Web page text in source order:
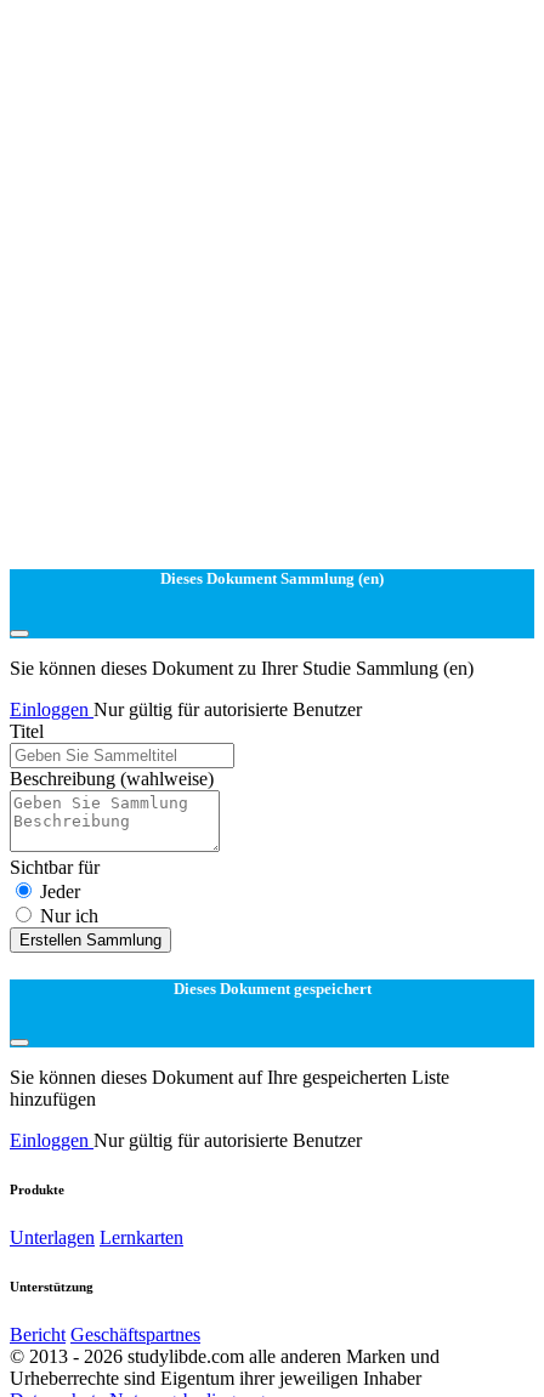
Dieses Dokument Sammlung (en)
Sie können dieses Dokument zu Ihrer Studie Sammlung (en)
Einloggen Nur gültig für autorisierte Benutzer
Titel
Beschreibung (wahlweise)
Sichtbar für
Jeder
Nur ich
Erstellen Sammlung
Dieses Dokument gespeichert
Sie können dieses Dokument auf Ihre gespeicherten Liste
hinzufügen
Einloggen Nur gültig für autorisierte Benutzer
Produkte
Unterlagen Lernkarten
Unterstützung
Bericht Geschäftspartnes
© 2013 - 2026 studylibde.com alle anderen Marken und
Urheberrechte sind Eigentum ihrer jeweiligen Inhaber